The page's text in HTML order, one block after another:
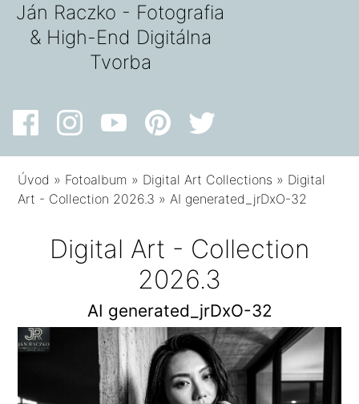
Ján Raczko - Fotografia
& High-End Digitálna
Tvorba
Úvod » Fotoalbum » Digital Art Collections » Digital
Art - Collection 2026.3 »AI generated_jrDxO-32
Digital Art - Collection
2026.3
AI generated_jrDxO-32